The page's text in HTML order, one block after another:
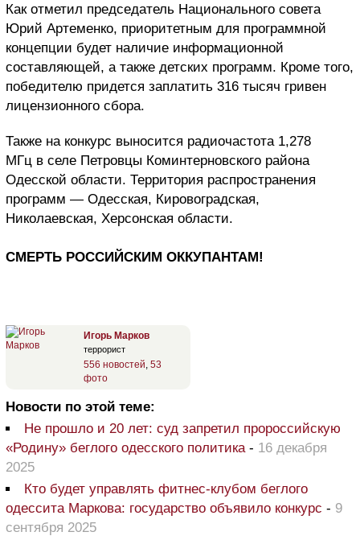
Как отметил председатель Национального совета
Юрий Артеменко, приоритетным для программной
концепции будет наличие информационной
составляющей, а также детских программ. Кроме того,
победителю придется заплатить 316 тысяч гривен
лицензионного сбора.
Также на конкурс выносится радиочастота 1,278
МГц в селе Петровцы Коминтерновского района
Одесской области. Территория распространения
программ — Одесская, Кировоградская,
Николаевская, Херсонская области.
СМЕРТЬ РОССИЙСКИМ ОККУПАНТАМ!
Игорь Марков
террорист
556 новостей 53
фото
Новости по этой теме:
Не прошло и 20 лет: суд запретил пророссийскую
«Родину» беглого одесского политика - 16 декабря
2025
Кто будет управлять фитнес-клубом беглого
одессита Маркова: государство объявило конкурс - 9
сентября 2025